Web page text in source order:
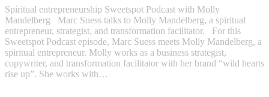
Spiritual entrepreneurship Sweetspot Podcast with Molly
Mandelberg Marc Suess talks to Molly Mandelberg, a spiritual
entrepreneur, strategist, and transformation facilitator. For this
Sweetspot Podcast episode, Marc Suess meets Molly Mandelberg, a
spiritual entrepreneur. Molly works as a business strategist,
copywriter, and transformation facilitator with her brand “wild hearts
rise up”. She works with…